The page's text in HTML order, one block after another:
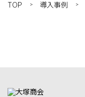
TOP 導入事例